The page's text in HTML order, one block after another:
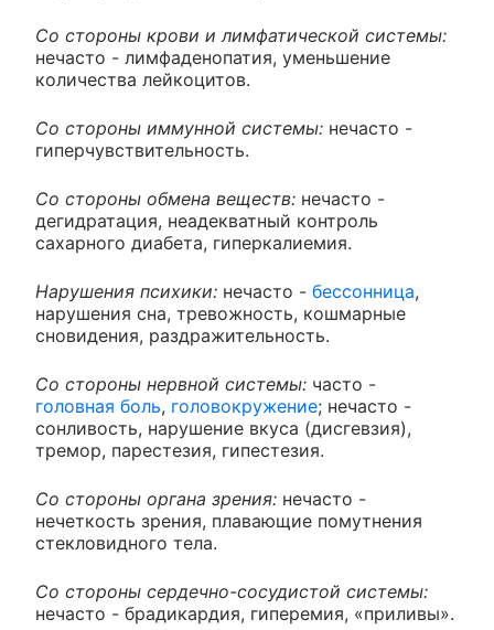
Со стороны крови и лимфатической системы:
нечасто - лимфаденопатия, уменьшение
количества лейкоцитов.
Со стороны иммунной системы: нечасто -
гиперчувствительность.
Со стороны обмена веществ: нечасто -
дегидратация, неадекватный контроль
сахарного диабета, гиперкалиемия.
Нарушения психики: нечасто - бессонница,
нарушения сна, тревожность, кошмарные
сновидения, раздражительность.
Со стороны нервной системы: часто -
головная боль, головокружение; нечасто -
сонливость, нарушение вкуса (дисгевзия),
тремор, парестезия, гипестезия.
Со стороны органа зрения: нечасто -
нечеткость зрения, плавающие помутнения
стекловидного тела.
Со стороны сердечно-сосудистой системы:
нечасто - брадикардия, гиперемия, «приливы».